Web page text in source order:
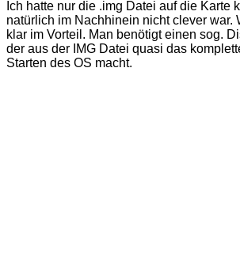
Ich hatte nur die .img Datei auf die Karte
natürlich im Nachhinein nicht clever war.
klar im Vorteil. Man benötigt einen sog.
der aus der IMG Datei quasi das
Starten des OS macht.